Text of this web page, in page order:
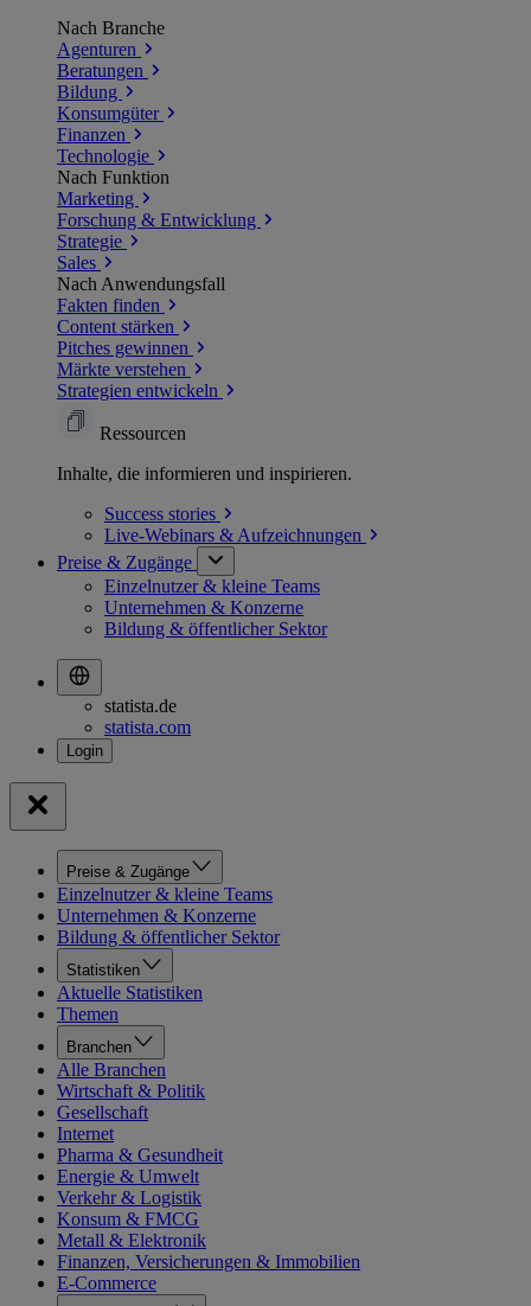
Nach Branche
Agenturen
Beratungen
Bildung
Konsumgüter
Finanzen
Technologie
Nach Funktion
Marketing
Forschung & Entwicklung
Strategie
Sales
Nach Anwendungsfall
Fakten finden
Content stärken
Pitches gewinnen
Märkte verstehen
Strategien entwickeln
Ressourcen
Inhalte, die informieren und inspirieren.
Success stories
Live-Webinars & Aufzeichnungen
Preise & Zugänge
Einzelnutzer & kleine Teams
Unternehmen & Konzerne
Bildung & öffentlicher Sektor
statista.de
statista.com
Preise & Zugänge
Einzelnutzer & kleine Teams
Unternehmen & Konzerne
Bildung & öffentlicher Sektor
Statistiken
Aktuelle Statistiken
Themen
Branchen
Alle Branchen
Wirtschaft & Politik
Gesellschaft
Internet
Pharma & Gesundheit
Energie & Umwelt
Verkehr & Logistik
Konsum & FMCG
Metall & Elektronik
Finanzen, Versicherungen & Immobilien
E-Commerce